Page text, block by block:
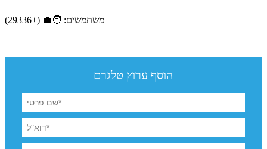
משתמשים: 🧑‍💼 (+29336)
הוסף ערוץ טלגרם